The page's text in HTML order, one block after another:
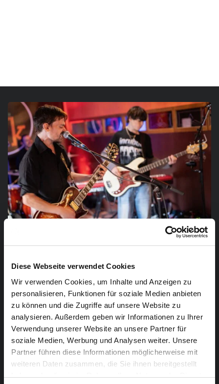
Diese Webseite verwendet Cookies
Wir verwenden Cookies, um Inhalte und Anzeigen zu
personalisieren, Funktionen für soziale Medien anbieten
zu können und die Zugriffe auf unsere Website zu
analysieren. Außerdem geben wir Informationen zu Ihrer
Verwendung unserer Website an unsere Partner für
soziale Medien, Werbung und Analysen weiter. Unsere
Partner führen diese Informationen möglicherweise mit
weiteren Daten zusammen, die Sie ihnen bereitgestellt
haben oder die sie im Rahmen Ihrer Nutzung der Dienste
Underground Jam – drei Musiker, ein Sound: David
(Gesang/Gitarre), Nicolas (Bass) und Hans (Drums).
Gefunden haben sie sich in diesem Jahr bei einer
spontanen Jam-Session in Eupen – aus einem
zufälligen Moment entstand eine feste Band.
Die drei teilen die Liebe zu Live-Musik, Emotionen und
Spontanität. Auf der Bühne geht es nicht um eine bloße